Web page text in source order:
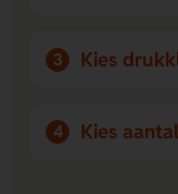
3 Kies
4 Kies aantal